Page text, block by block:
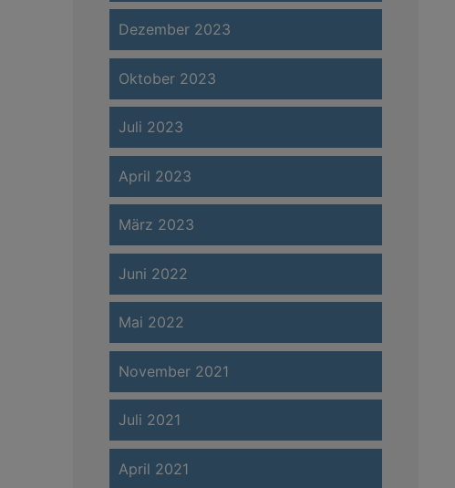
Dezember 2023
Oktober 2023
Juli 2023
April 2023
März 2023
Juni 2022
Mai 2022
November 2021
Juli 2021
April 2021